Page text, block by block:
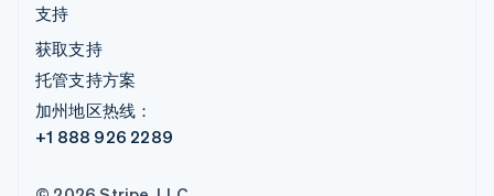
支持
获取支持
托管支持方案
加州地区热线：
+1 888 926 2289